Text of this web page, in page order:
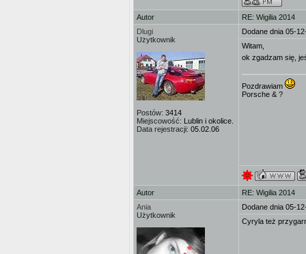
Autor
RE: Wigilia 2014
Dlugi
Użytkownik
Postów: 3414
Miejscowość: Lublin i okolice.
Data rejestracji: 05.02.06
Dodane dnia 05-
Witam,
ok zgadzam się,
Pozdrawiam
Porsche & ?
Autor
RE: Wigilia 2014
Ania
Użytkownik
Dodane dnia 05-
Cyryla też